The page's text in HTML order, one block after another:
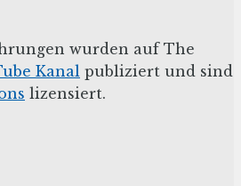
wurden auf The
Kanal publiziert und sind
lizensiert.